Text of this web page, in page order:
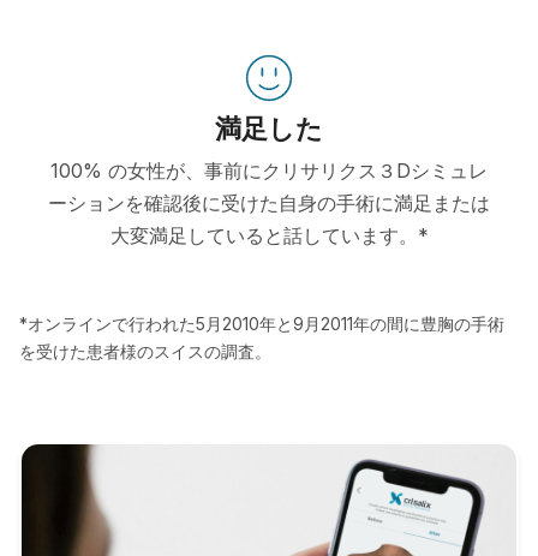
満足した
100% の女性が、事前にクリサリクス３Dシミュレ
ーションを確認後に受けた自身の手術に満足または
大変満足していると話しています。*
*オンラインで行われた5月2010年と9月2011年の間に豊胸の手術
を受けた患者様のスイスの調査。